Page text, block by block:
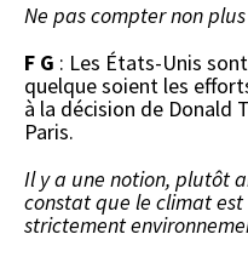
Ne pas compter non
F G : Les États-Unis
quelque soient les
à la décision de Donald
Paris.
Il y a une notion, plutôt
constat que le climat
strictement